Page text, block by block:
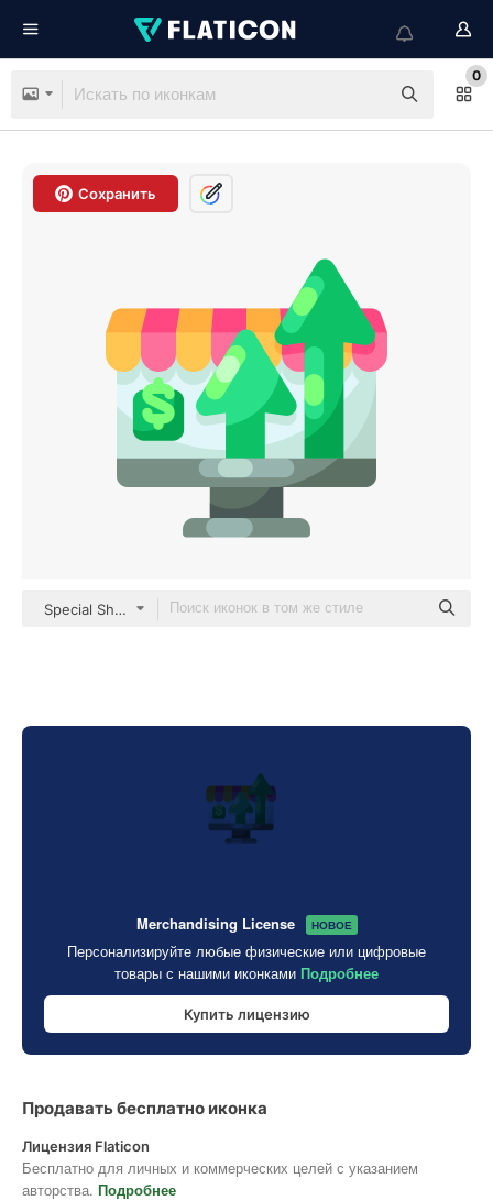
0
Сохранить
Special Shine Flat
Merchandising License НОВОЕ
Персонализируйте любые физические или цифровые
товары с нашими иконками Подробнее
Купить лицензию
Продавать бесплатно иконка
Лицензия Flaticon
Бесплатно для личных и коммерческих целей с указанием
авторства. Подробнее